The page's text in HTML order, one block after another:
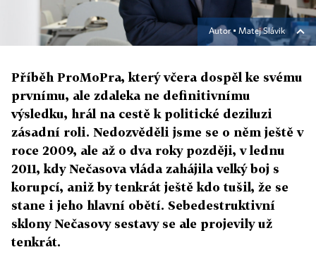
Autor ▪ Matej Slávik
Příběh ProMoPra, který včera dospěl ke svému
prvnímu, ale zdaleka ne definitivnímu
výsledku, hrál na cestě k politické deziluzi
zásadní roli. Nedozvěděli jsme se o něm ještě v
roce 2009, ale až o dva roky později, v lednu
2011, kdy Nečasova vláda zahájila velký boj s
korupcí, aniž by tenkrát ještě kdo tušil, že se
stane i jeho hlavní obětí. Sebedestruktivní
sklony Nečasovy sestavy se ale projevily už
tenkrát.